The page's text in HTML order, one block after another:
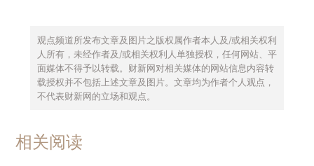
观点频道所发布文章及图片之版权属作者本人及/或相关权利
人所有，未经作者及/或相关权利人单独授权，任何网站、平
面媒体不得予以转载。财新网对相关媒体的网站信息内容转
载授权并不包括上述文章及图片。文章均为作者个人观点，
不代表财新网的立场和观点。
相关阅读